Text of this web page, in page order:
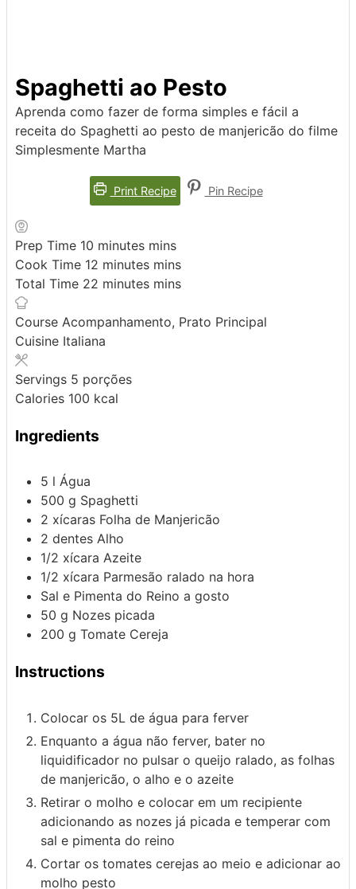
Spaghetti ao Pesto
Aprenda como fazer de forma simples e fácil a
receita do Spaghetti ao pesto de manjericão do filme
Simplesmente Martha
Print Recipe Pin Recipe
Prep Time 10 minutes mins
Cook Time 12 minutes mins
Total Time 22 minutes mins
Course Acompanhamento, Prato Principal
Cuisine Italiana
Servings 5 porções
Calories 100 kcal
Ingredients
5 l Água
500 g Spaghetti
2 xícaras Folha de Manjericão
2 dentes Alho
1/2 xícara Azeite
1/2 xícara Parmesão ralado na hora
Sal e Pimenta do Reino a gosto
50 g Nozes picada
200 g Tomate Cereja
Instructions
Colocar os 5L de água para ferver
Enquanto a água não ferver, bater no
liquidificador no pulsar o queijo ralado, as folhas
de manjericão, o alho e o azeite
Retirar o molho e colocar em um recipiente
adicionando as nozes já picada e temperar com
sal e pimenta do reino
Cortar os tomates cerejas ao meio e adicionar ao
molho pesto